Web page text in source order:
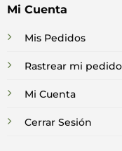
Mi Cuenta
Mis Pedidos
Rastrear mi pedido
Mi Cuenta
Cerrar Sesión